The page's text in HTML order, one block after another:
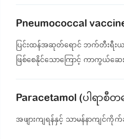
Pneumococcal
ပြင်းထန်အဆုတ်ရောင် ဘက်တီးရီးယား
ဖြစ်စေနိုင်သောကြောင့် ကာကွယ်ဆ
Paracetamol (ပါရာစီတ
အဖျားကျရန်နှင့် သာမန်နာကျင်ကို